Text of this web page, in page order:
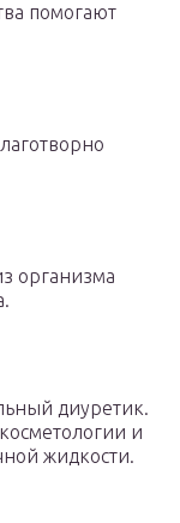
помогают
организма
диуретик.
и
жидкости.